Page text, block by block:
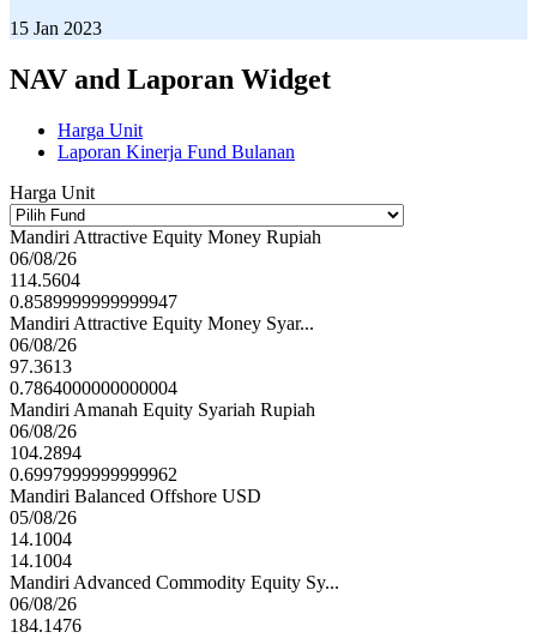
15 Jan 2023
NAV and Laporan Widget
Harga Unit
Laporan Kinerja Fund Bulanan
Harga Unit
Mandiri Attractive Equity Money Rupiah
06/08/26
114.5604
0.8589999999999947
Mandiri Attractive Equity Money Syar...
06/08/26
97.3613
0.7864000000000004
Mandiri Amanah Equity Syariah Rupiah
06/08/26
104.2894
0.6997999999999962
Mandiri Balanced Offshore USD
05/08/26
14.1004
14.1004
Mandiri Advanced Commodity Equity Sy...
06/08/26
184.1476